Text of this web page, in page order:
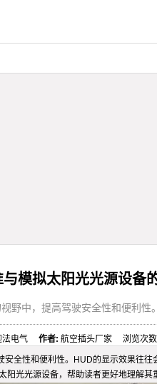
模拟太阳光光源设备
中，提高驾驶安全性和便利
法电气作者: 航空插头厂家 浏览次
全性和便利性。HUD的显示效果往
光光源设备，帮助读者更好地理解其